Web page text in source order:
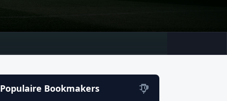
Populaire Bookmakers